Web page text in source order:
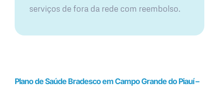
serviços de fora da rede com reembolso.
Plano de Saúde Bradesco em Campo Grande do Piauí –